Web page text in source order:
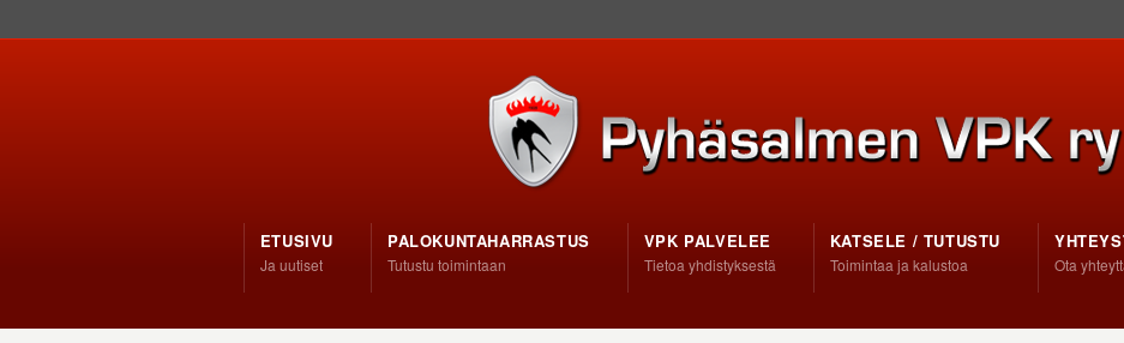
ETUSIVU
Ja uutiset
PALOKUNTAHARRASTUS
Tutustu toimintaan
VPK PALVELEE
Tietoa yhdistyksestä
KATSELE / TUTUSTU
Toimintaa ja kalustoa Ota